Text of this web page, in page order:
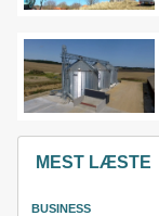
MEST LÆSTE
BUSINESS